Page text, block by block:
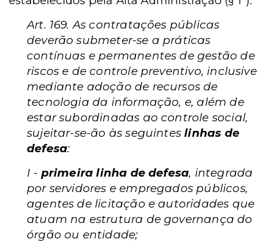
Art. 169. As contratações públicas
deverão submeter-se a práticas
contínuas e permanentes de gestão de
riscos e de controle preventivo, inclusive
mediante adoção de recursos de
tecnologia da informação, e, além de
estar subordinadas ao controle social,
sujeitar-se-ão às seguinteslinhas de
defesa:
I - primeira linha de defesa, integrada
por servidores e empregados públicos,
agentes de licitação e autoridades que
atuam na estrutura de governança do
órgão ou entidade;